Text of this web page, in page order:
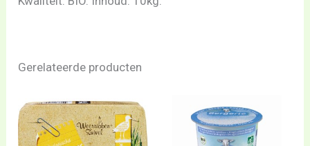
Gerelateerde producten